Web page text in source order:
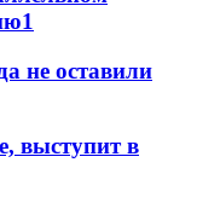
1
не оставили
выступит в